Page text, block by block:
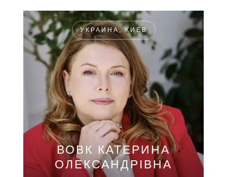
УКРАИНА, КИЕВ
ВОВК КАТЕРИНА
ОЛЕКСАНДРІВНА